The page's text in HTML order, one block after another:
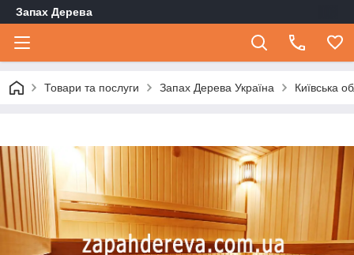
Запах Дерева
Товари та послуги Запах Дерева Україна Київська